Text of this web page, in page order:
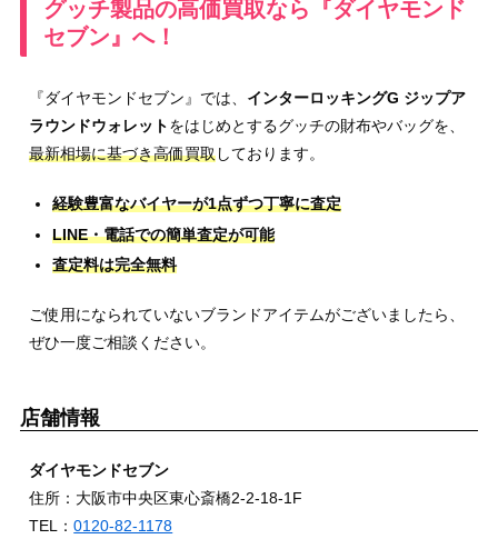
グッチ製品の高価買取なら『ダイヤモンド
セブン』へ！
『ダイヤモンドセブン』では、 インターロッキングG ジップア
ラウンドウォレットをはじめとするグッチの財布やバッグを、
最新相場に基づき高価買取しております。
経験豊富なバイヤーが1点ずつ丁寧に査定
LINE・電話での簡単査定が可能
査定料は完全無料
ご使用になられていないブランドアイテムがございましたら、
ぜひ一度ご相談ください。
店舗情報
ダイヤモンドセブン
住所：大阪市中央区東心斎橋2-2-18-1F
TEL：0120-82-1178